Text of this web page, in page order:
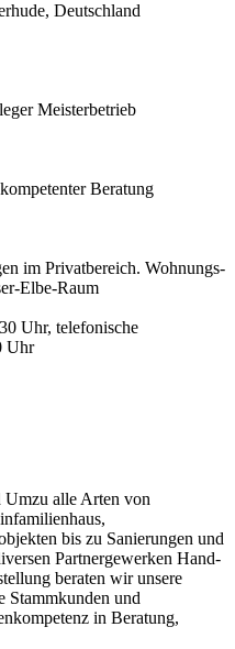
Deutschland
Meisterbetrieb
Beratung
im Privatbereich. Wohnungs-
Elbe-Raum
Uhr, telefonische
Uhr
Umzu alle Arten von
bis zu Sanierungen und
Partnergewerken Hand-
beraten wir unsere
Stammkunden und
in Beratung,